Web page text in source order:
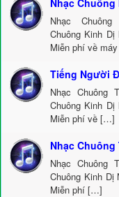
Nhạc Chuông
Nhạc
Chuông Kinh
Miễn phí về
Tiếng Người
Nhạc Chuông
Chuông Kinh
Miễn phí về […]
Nhạc
Nhạc Chuông
Chuông Kinh
Miễn phí […]